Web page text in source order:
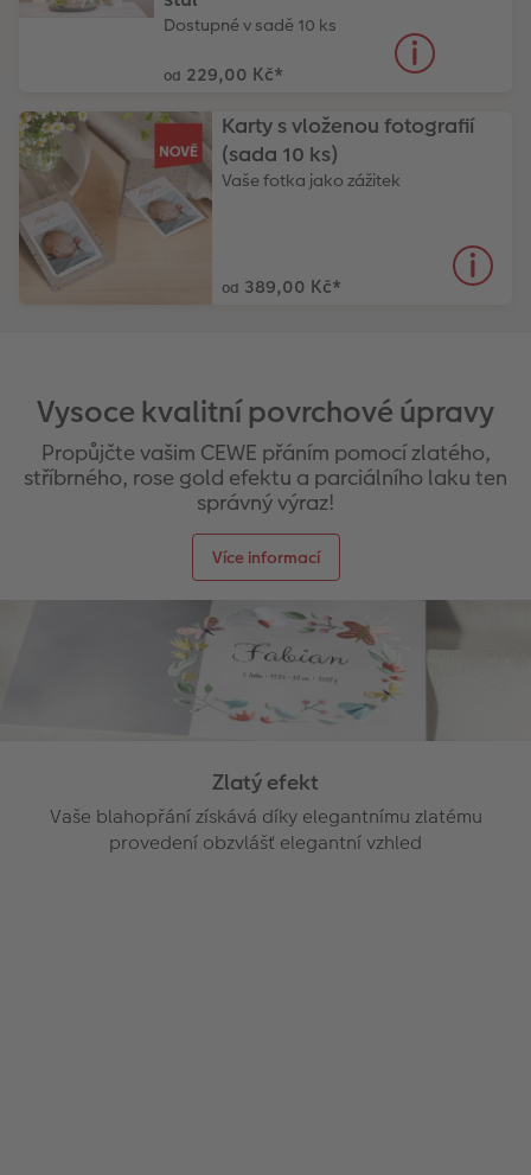
Dostupné v sadě 10 ks
od 229,00 Kč*
Karty s vloženou fotografií
(sada 10 ks)
Vaše fotka jako zážitek
od 389,00 Kč*
Vysoce kvalitní povrchové úpravy
Propůjčte vašim CEWE přáním pomocí zlatého,
stříbrného, rose gold efektu a parciálního laku ten
správný výraz!
Více informací
Zlatý efekt
Vaše blahopřání získává díky elegantnímu zlatému
provedení obzvlášť elegantní vzhled